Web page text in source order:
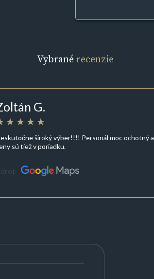
Vybrané recenzie
G.
široký výber!!!! Personál moc ochotný a
sú tiež v poriadku.